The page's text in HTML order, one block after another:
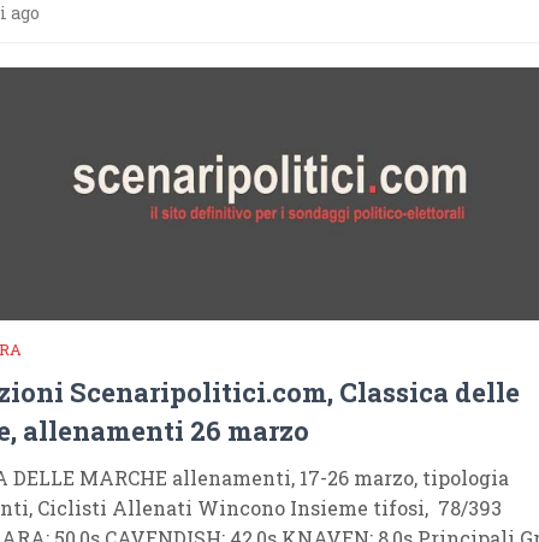
ago
Scenaripolitici.com, Classica delle
allenamenti 26 marzo
DELLE MARCHE allenamenti, 17-26 marzo, tipologia
Ciclisti Allenati Wincono Insieme tifosi, 78/393